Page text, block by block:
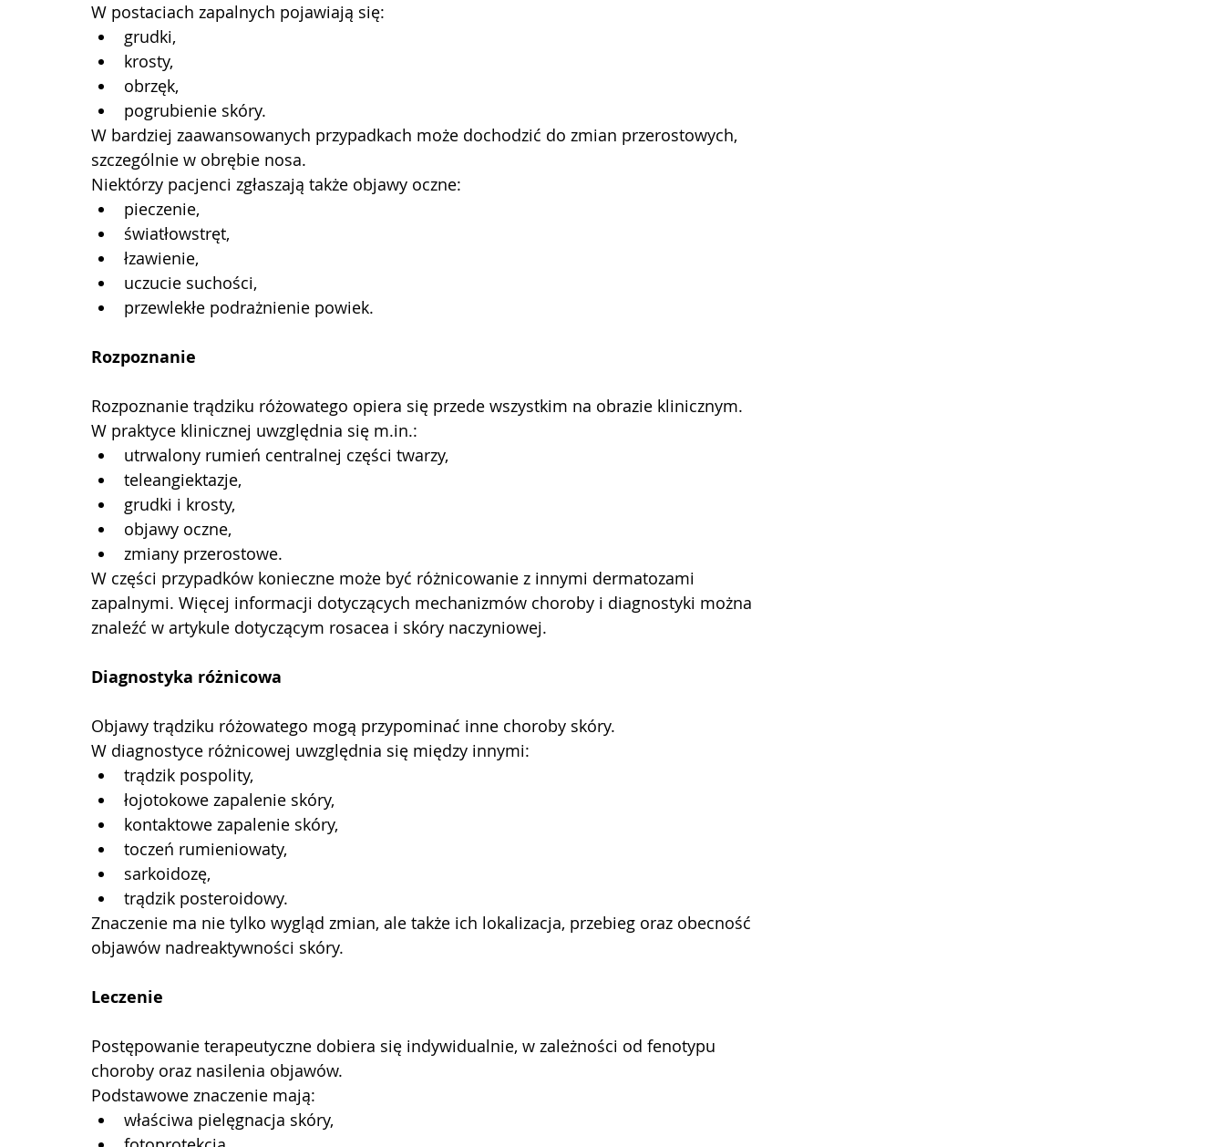
W postaciach zapalnych pojawiają się:
grudki,
krosty,
obrzęk,
pogrubienie skóry.
W bardziej zaawansowanych przypadkach może dochodzić do zmian przerostowych,
szczególnie w obrębie nosa.
Niektórzy pacjenci zgłaszają także objawy oczne:
pieczenie,
światłowstręt,
łzawienie,
uczucie suchości,
przewlekłe podrażnienie powiek.
Rozpoznanie
Rozpoznanie trądziku różowatego opiera się przede wszystkim na obrazie klinicznym.
W praktyce klinicznej uwzględnia się m.in.:
utrwalony rumień centralnej części twarzy,
teleangiektazje,
grudki i krosty,
objawy oczne,
zmiany przerostowe.
W części przypadków konieczne może być różnicowanie z innymi dermatozami
zapalnymi. Więcej informacji dotyczących mechanizmów choroby i diagnostyki można
znaleźć w artykule dotyczącym rosacea i skóry naczyniowej.
Diagnostyka różnicowa
Objawy trądziku różowatego mogą przypominać inne choroby skóry.
W diagnostyce różnicowej uwzględnia się między innymi:
trądzik pospolity,
łojotokowe zapalenie skóry,
kontaktowe zapalenie skóry,
toczeń rumieniowaty,
sarkoidozę,
trądzik posteroidowy.
Znaczenie ma nie tylko wygląd zmian, ale także ich lokalizacja, przebieg oraz obecność
objawów nadreaktywności skóry.
Leczenie
Postępowanie terapeutyczne dobiera się indywidualnie, w zależności od fenotypu
choroby oraz nasilenia objawów.
Podstawowe znaczenie mają:
właściwa pielęgnacja skóry,